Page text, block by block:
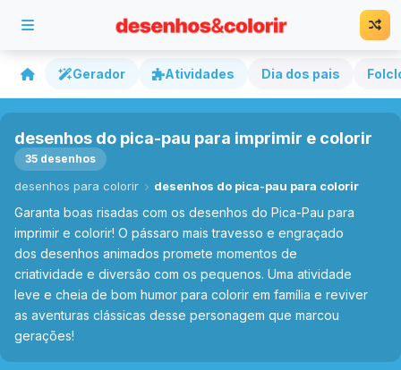
Gerador Atividades Dia dos pais
desenhos do pica-pau para imprimir e colorir
35 desenhos
desenhos para colorir desenhos do pica-pau para colorir
Garanta boas risadas com os desenhos do Pica-Pau para
imprimir e colorir! O pássaro mais travesso e engraçado
dos desenhos animados promete momentos de
criatividade e diversão com os pequenos. Uma atividade
leve e cheia de bom humor para colorir em família e reviver
as aventuras clássicas desse personagem que marcou
gerações!